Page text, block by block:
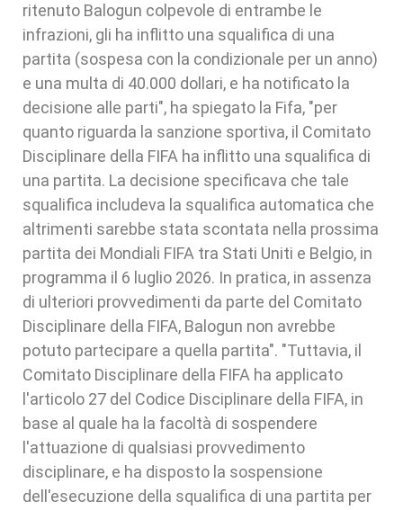
ritenuto Balogun colpevole di entrambe le
infrazioni, gli ha inflitto una squalifica di una
partita (sospesa con la condizionale per un anno)
e una multa di 40.000 dollari, e ha notificato la
decisione alle parti", ha spiegato la Fifa, "per
quanto riguarda la sanzione sportiva, il Comitato
Disciplinare della FIFA ha inflitto una squalifica di
una partita. La decisione specificava che tale
squalifica includeva la squalifica automatica che
altrimenti sarebbe stata scontata nella prossima
partita dei Mondiali FIFA tra Stati Uniti e Belgio, in
programma il 6 luglio 2026. In pratica, in assenza
di ulteriori provvedimenti da parte del Comitato
Disciplinare della FIFA, Balogun non avrebbe
potuto partecipare a quella partita". "Tuttavia, il
Comitato Disciplinare della FIFA ha applicato
l'articolo 27 del Codice Disciplinare della FIFA, in
base al quale ha la facoltà di sospendere
l'attuazione di qualsiasi provvedimento
disciplinare, e ha disposto la sospensione
dell'esecuzione della squalifica di una partita per